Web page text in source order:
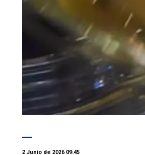
2 Junio de 2026 09.45